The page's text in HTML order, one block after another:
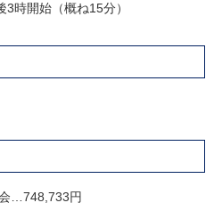
時開始（概ね15分）
…748,733円